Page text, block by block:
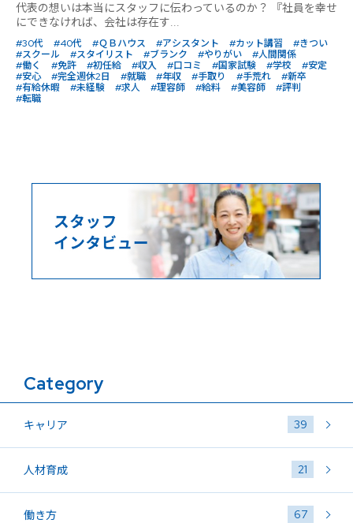
代表の想いは本当にスタッフに伝わっているのか？ 『社員を幸せ
にできなければ、会社は存在す...
#30代 #40代 #ＱＢハウス #アシスタント #カット講習
#きつい
#スクール
#スタイリスト #ブランク #やりがい
#人間関係
#働く
#免許 #初任給 #収入 #口コミ #国家試験 #学校
#安定
#安心
#完全週休2日 #就職 #年収 #手取り #手荒れ
#新卒
#有給休暇
#未経験 #求人 #理容師 #給料 #美容師
#評判
#転職
Category
キャリア 39
人材育成 21
働き方 67